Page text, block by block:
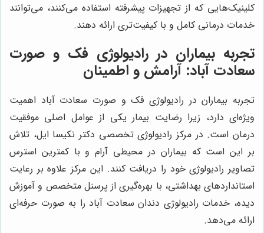
کلینیک‌هایی که از تجهیزات پیشرفته استفاده می‌کنند، می‌توانند
خدمات درمانی کامل و با کیفیت‌تری ارائه دهند.
تجربه بیماران در رادیولوژی فک و صورت
سعادت آباد: آرامش و اطمینان
تجربه بیماران در رادیولوژی فک و صورت سعادت آباد اهمیت
ویژه‌ای دارد، زیرا رضایت بیمار یکی از عوامل اصلی موفقیت
درمان است. در مرکز رادیولوژی تخصصی دکتر نکیسا ایل، تلاش
بر این است که بیماران در محیطی آرام و با کمترین استرس
تصاویر رادیولوژی خود را دریافت کنند. این مرکز علاوه بر رعایت
استانداردهای بهداشتی، با بهره‌گیری از پرسنل متخصص و آموزش
دیده، خدمات رادیولوژی دندان سعادت آباد را به صورت حرفه‌ای
ارائه می‌دهد.